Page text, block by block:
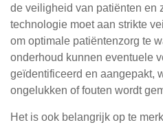
de veiligheid van patiënten en
technologie moet aan strikte
om optimale patiëntenzorg te
onderhoud kunnen eventuele
geïdentificeerd en aangepakt,
ongelukken of fouten wordt
Het is ook belangrijk op te